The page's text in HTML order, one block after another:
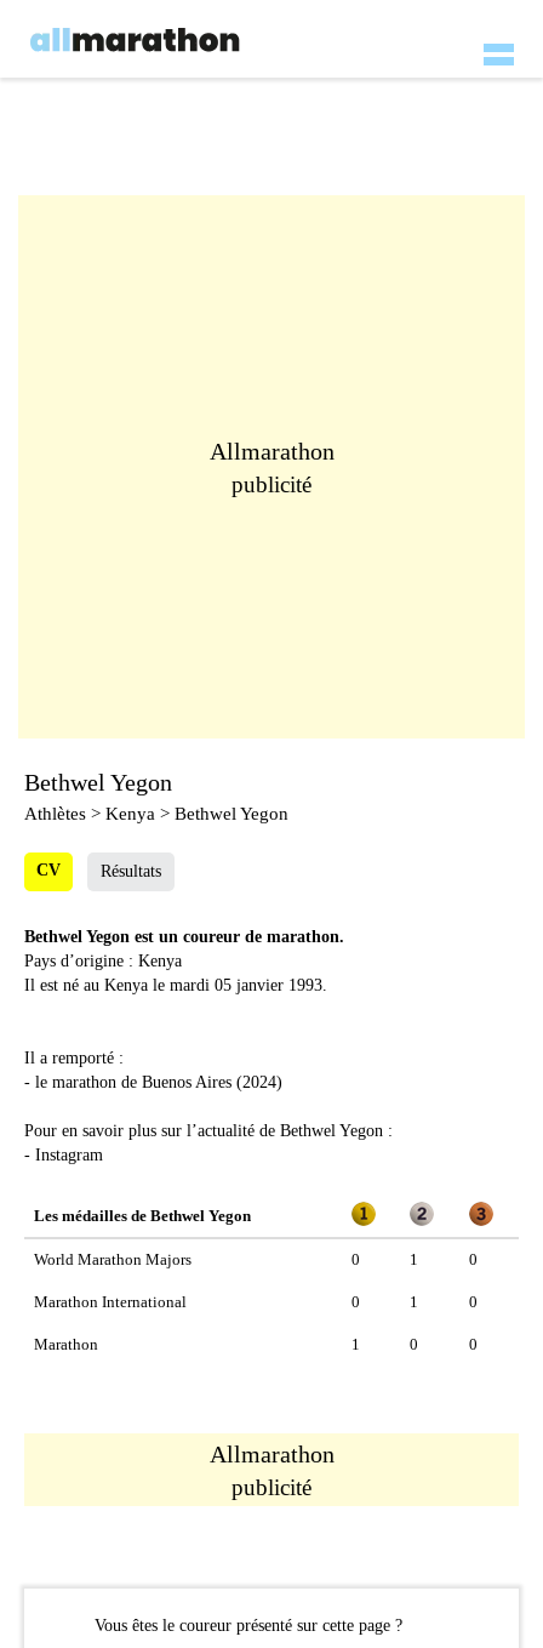
Allmarathon
publicité
Bethwel Yegon
Athlètes > Kenya > Bethwel Yegon
CV Résultats
Bethwel Yegon est un coureur de marathon.
Pays d’origine : Kenya
Il est né au Kenya le mardi 05 janvier 1993.
Il a remporté :
- le marathon de Buenos Aires (2024)
Pour en savoir plus sur l’actualité de Bethwel Yegon :
- Instagram
Les médailles de Bethwel Yegon
World Marathon Majors 0 1 0
Marathon International 0 1 0
Marathon 1 0 0
Allmarathon
publicité
Vous êtes le coureur présenté sur cette page ?